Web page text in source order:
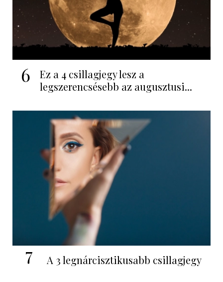
6
Ez a 4 csillagjegy lesz a
legszerencsésebb az augusztusi...
7 A 3 legnárcisztikusabb csillagjegy